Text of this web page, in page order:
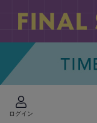
ログイン